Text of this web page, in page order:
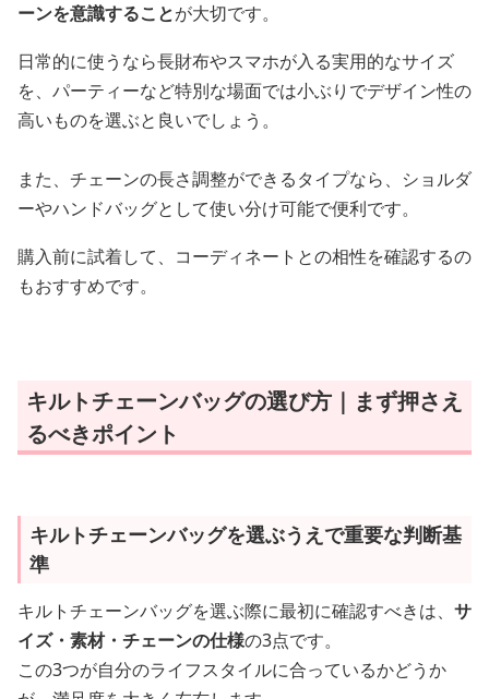
ーンを意識することが大切です。
日常的に使うなら長財布やスマホが入る実用的なサイズ
を、パーティーなど特別な場面では小ぶりでデザイン性の
高いものを選ぶと良いでしょう。
また、チェーンの長さ調整ができるタイプなら、ショルダ
ーやハンドバッグとして使い分け可能で便利です。
購入前に試着して、コーディネートとの相性を確認するの
もおすすめです。
キルトチェーンバッグの選び方｜まず押さえ
るべきポイント
キルトチェーンバッグを選ぶうえで重要な判断基
準
キルトチェーンバッグを選ぶ際に最初に確認すべきは、 サ
イズ・素材・チェーンの仕様の3点です。
この3つが自分のライフスタイルに合っているかどうか